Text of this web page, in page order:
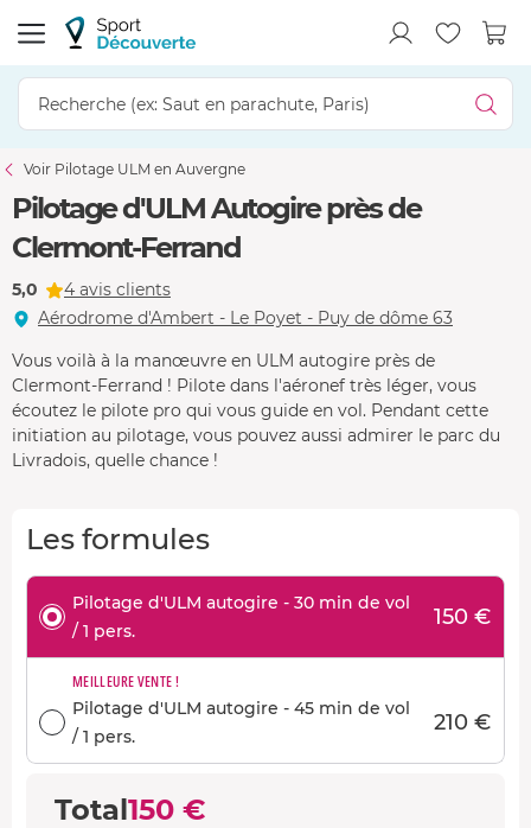
Voir Pilotage ULM en Auvergne
Pilotage d'ULM Autogire près de
Clermont-Ferrand
5,0
4 avis clients
Aérodrome d'Ambert - Le Poyet - Puy de dôme 63
Vous voilà à la manœuvre en ULM autogire près de
Clermont-Ferrand ! Pilote dans l'aéronef très léger, vous
écoutez le pilote pro qui vous guide en vol. Pendant cette
initiation au pilotage, vous pouvez aussi admirer le parc du
Livradois, quelle chance !
Les formules
Pilotage d'ULM autogire - 30 min de vol
/ 1 pers.
150 €
MEILLEURE VENTE !
Pilotage d'ULM autogire - 45 min de vol
/ 1 pers.
210 €
Total150 €